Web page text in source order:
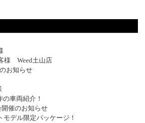
様 Weed土山店
お知らせ
車両紹介！
開催のお知らせ
デル限定パッケージ！